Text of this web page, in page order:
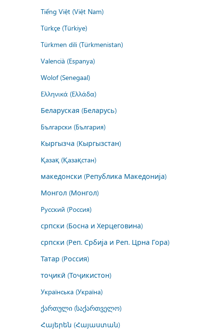
Tiếng Việt (Việt Nam)
Türkçe (Türkiye)
Türkmen dili (Türkmenistan)
Valencià (Espanya)
Wolof (Senegaal)
Ελληνικά (Ελλάδα)
Беларуская (Беларусь)
Български (България)
Кыргызча (Кыргызстан)
Қазақ (Қазақстан)
македонски (Република Македонија)
Монгол (Монгол)
Русский (Россия)
српски (Босна и Херцеговина)
српски (Реп. Србија и Реп. Црна Гора)
Татар (Россия)
тоҷикӣ (Тоҷикистон)
Українська (Україна)
ქართული (საქართველო)
Հայերեն (Հայաստան)